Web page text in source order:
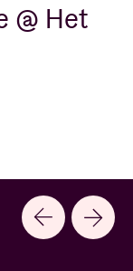
@ Het